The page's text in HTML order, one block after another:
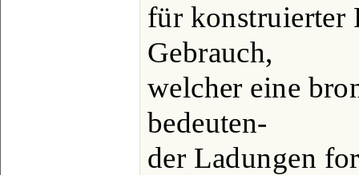
für konstruierter
Gebrauch,
welcher eine
bedeuten-
der Ladungen